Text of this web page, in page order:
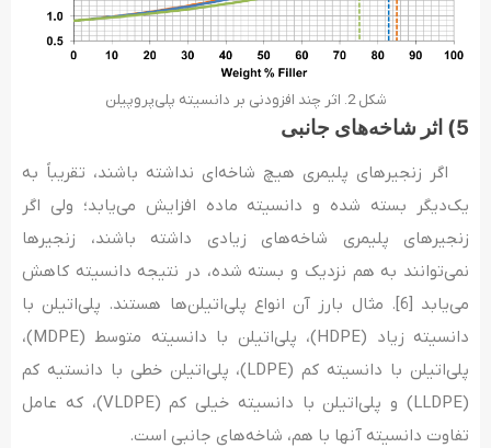
شکل 2. اثر چند افزودنی بر دانسیته پلی‌پروپیلن
5) اثر شاخه‌های جانبی
اگر زنجیرهای پلیمری هیچ شاخه‌ای نداشته باشند، تقریباً به
یک‌دیگر بسته شده و دانسیته ماده افزایش می‌یابد؛ ولی اگر
زنجیرهای پلیمری شاخه‌های زیادی داشته باشند، زنجیرها
نمی‌توانند به هم نزدیک و بسته شده، در نتیجه دانسیته کاهش
می‌یابد [6]. مثال بارز آن انواع پلی‌اتیلن‌ها هستند. پلی‌اتیلن با
دانسیته زیاد (HDPE)، پلی‌اتیلن با دانسیته متوسط (MDPE)،
پلی‌اتیلن با دانسیته کم (LDPE)، پلی‌اتیلن خطی با دانستیه کم
(LLDPE) و پلی‌اتیلن با دانسیته خیلی کم (VLDPE)، که عامل
تفاوت دانسیته آنها با هم، شاخه‌های جانبی است.